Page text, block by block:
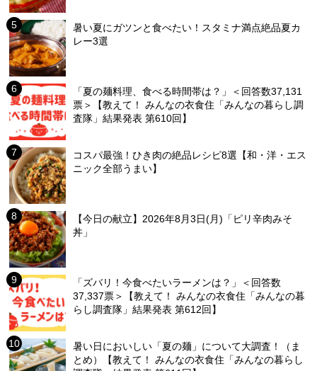
暑い夏にガツンと食べたい！スタミナ満点絶品夏カ
レー3選
「夏の麺料理、食べる時間帯は？」＜回答数37,131
票＞【教えて！ みんなの衣食住「みんなの暮らし調
査隊」結果発表 第610回】
コスパ最強！ひき肉の絶品レシピ8選【和・洋・エス
ニック全部うまい】
【今日の献立】2026年8月3日(月)「ピリ辛肉みそ
丼」
「ズバリ！今食べたいラーメンは？」＜回答数
37,337票＞【教えて！ みんなの衣食住「みんなの暮
らし調査隊」結果発表 第612回】
暑い日においしい「夏の麺」について大調査！（ま
とめ）【教えて！ みんなの衣食住「みんなの暮らし